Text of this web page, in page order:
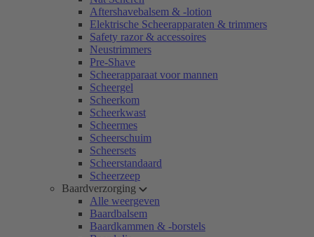
Aftershavebalsem & -lotion
Elektrische Scheerapparaten & trimmers
Safety razor & accessoires
Neustrimmers
Pre-Shave
Scheerapparaat voor mannen
Scheergel
Scheerkom
Scheerkwast
Scheermes
Scheerschuim
Scheersets
Scheerstandaard
Scheerzeep
Baardverzorging
Alle weergeven
Baardbalsem
Baardkammen & -borstels